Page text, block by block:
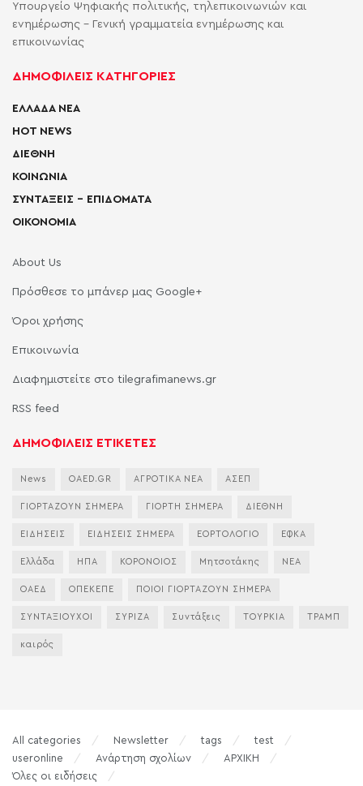
Υπουργείο Ψηφιακής πολιτικής, τηλεπικοινωνιών και
ενημέρωσης - Γενική γραμματεία ενημέρωσης και
επικοινωνίας
ΔΗΜΟΦΙΛΕΙΣ ΚΑΤΗΓΟΡΙΕΣ
ΕΛΛΑΔΑ ΝΕΑ
HOT NEWS
ΔΙΕΘΝΗ
ΚΟΙΝΩΝΙΑ
ΣΥΝΤΑΞΕΙΣ – ΕΠΙΔΟΜΑΤΑ
ΟΙΚΟΝΟΜΙΑ
About Us
Πρόσθεσε το μπάνερ μας Google+
Όροι χρήσης
Επικοινωνία
Διαφημιστείτε στο tilegrafimanews.gr
RSS feed
ΔΗΜΟΦΙΛΕΙΣ ΕΤΙΚΕΤΕΣ
News OAED.GR ΑΓΡΟΤΙΚΑ ΝΕΑ ΑΣΕΠ
ΓΙΟΡΤΑΖΟΥΝ ΣΗΜΕΡΑ ΓΙΟΡΤΗ ΣΗΜΕΡΑ ΔΙΕΘΝΗ
ΕΙΔΗΣΕΙΣ ΕΙΔΗΣΕΙΣ ΣΗΜΕΡΑ ΕΟΡΤΟΛΟΓΙΟ ΕΦΚΑ
Ελλάδα ΗΠΑ ΚΟΡΟΝΟΙΟΣ Μητσοτάκης ΝΕΑ
ΟΑΕΔ ΟΠΕΚΕΠΕ ΠΟΙΟΙ ΓΙΟΡΤΑΖΟΥΝ ΣΗΜΕΡΑ
ΣΥΝΤΑΞΙΟΥΧΟΙ ΣΥΡΙΖΑ Συντάξεις ΤΟΥΡΚΙΑ ΤΡΑΜΠ
καιρός
All categories Newsletter tags
test
useronline
Ανάρτηση σχολίων
ΑΡΧΙΚΗ
Όλες οι ειδήσεις